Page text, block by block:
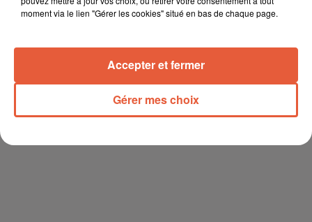
moment via le lien "Gérer les cookies" situé en bas de chaque page.
Gérer mes choix
Accepter et fermer